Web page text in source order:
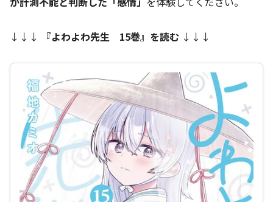
↓↓↓ 『よわよわ先生 15巻』を読む ↓↓↓